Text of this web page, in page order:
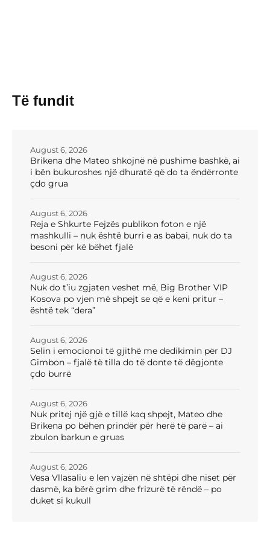
Të fundit
Brikena dhe Mateo shkojnë në pushime bashkë, ai
i bën bukuroshes një dhuratë që do ta ëndërronte
çdo grua
August 6, 2026
Reja e Shkurte Fejzës publikon foton e një
mashkulli – nuk është burri e as babai, nuk do ta
besoni për kë bëhet fjalë
August 6, 2026
Nuk do t’iu zgjaten veshet më, Big Brother VIP
Kosova po vjen më shpejt se që e keni pritur –
është tek “dera”
August 6, 2026
Selin i emocionoi të gjithë me dedikimin për DJ
Gimbon – fjalë të tilla do të donte të dëgjonte
çdo burrë
August 6, 2026
Nuk pritej një gjë e tillë kaq shpejt, Mateo dhe
Brikena po bëhen prindër për herë të parë – ai
zbulon barkun e gruas
August 6, 2026
Vesa Vllasaliu e len vajzën në shtëpi dhe niset për
dasmë, ka bërë grim dhe frizurë të rëndë – po
duket si kukull
August 6, 2026